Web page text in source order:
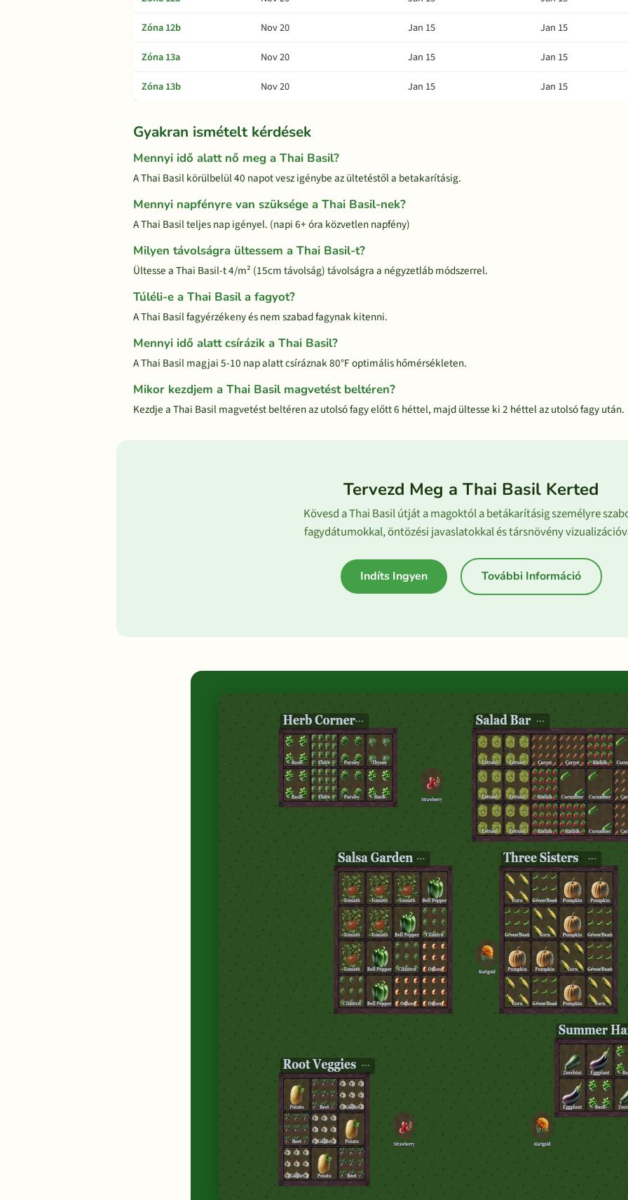
Zóna 12b
Nov 20 Jan 15 Jan 15
Zóna 13a
Nov 20 Jan 15 Jan 15
Zóna 13b
Nov 20 Jan 15 Jan 15
Gyakran ismételt kérdések
Mennyi idő alatt nő meg a Thai Basil?
A Thai Basil körülbelül 40 napot vesz igénybe az ültetéstől a betakarításig.
Mennyi napfényre van szüksége a Thai Basil-nek?
A Thai Basil teljes nap igényel. (napi 6+ óra közvetlen napfény)
Milyen távolságra ültessem a Thai Basil-t?
Ültesse a Thai Basil-t 4/m² (15cm távolság) távolságra a négyzetláb módszerrel.
Túléli-e a Thai Basil a fagyot?
A Thai Basil fagyérzékeny és nem szabad fagynak kitenni.
Mennyi idő alatt csírázik a Thai Basil?
A Thai Basil magjai 5-10 nap alatt csíráznak 80°F optimális hőmérsékleten.
Mikor kezdjem a Thai Basil magvetést beltéren?
Kezdje a Thai Basil magvetést beltéren az utolsó fagy előtt 6 héttel, majd ültesse ki 2 héttel az utolsó fagy után.
Tervezd Meg a Thai Basil Kerted
Kövesd a Thai Basil útját a magoktól a betákarításig személyre
fagydátumokkal, öntözési javaslatokkal és társnövény
Indíts Ingyen További Információ